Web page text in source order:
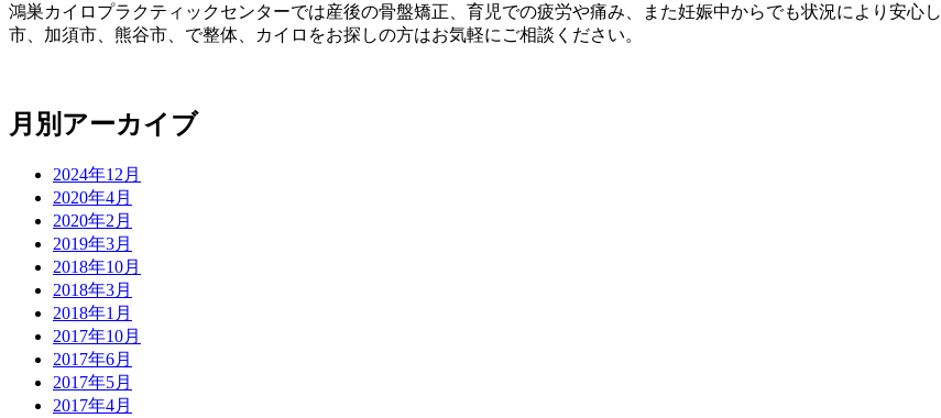
鴻巣カイロプラクティックセンターでは産後の骨盤矯正、育児での疲労や痛み、また妊娠中からでも状況により安心
市、加須市、熊谷市、で整体、カイロをお探しの方はお気軽にご相談ください。
月別アーカイブ
2024年12月
2020年4月
2020年2月
2019年3月
2018年10月
2018年3月
2018年1月
2017年10月
2017年6月
2017年5月
2017年4月